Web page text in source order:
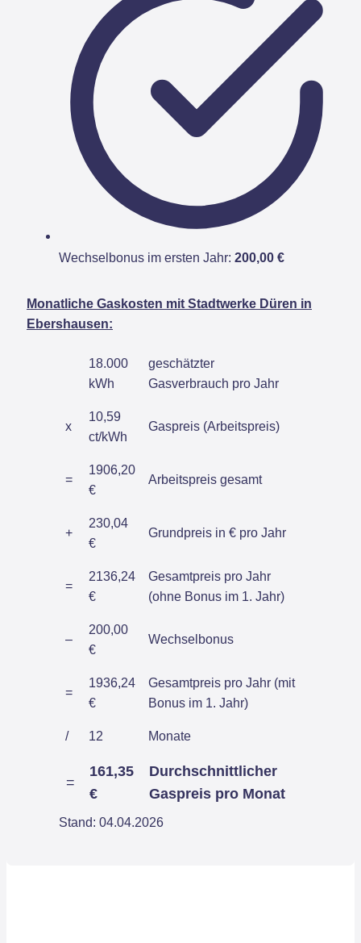
Wechselbonus im ersten Jahr: 200,00 €
Monatliche Gaskosten mit Stadtwerke Düren in
Ebershausen:
18.000
kWh
geschätzter
Gasverbrauch pro Jahr
x
10,59
ct/kWh
Gaspreis (Arbeitspreis)
=
1906,20
€
Arbeitspreis gesamt
+
230,04
€
Grundpreis in € pro Jahr
=
2136,24
€
Gesamtpreis pro Jahr
(ohne Bonus im 1. Jahr)
–
200,00
€
Wechselbonus
=
1936,24
€
Gesamtpreis pro Jahr (mit
Bonus im 1. Jahr)
/ 12 Monate
=
161,35
€
Durchschnittlicher
Gaspreis pro Monat
Stand: 04.04.2026